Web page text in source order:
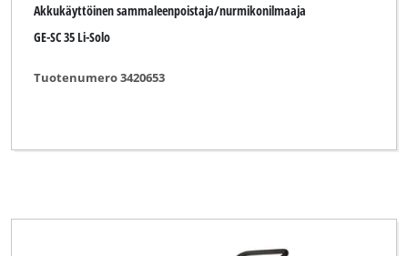
Akkukäyttöinen sammaleenpoistaja/nurmikonilmaaja
GE-SC 35 Li-Solo
Tuotenumero 3420653